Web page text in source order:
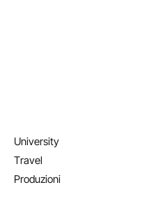
University
Travel
Produzioni